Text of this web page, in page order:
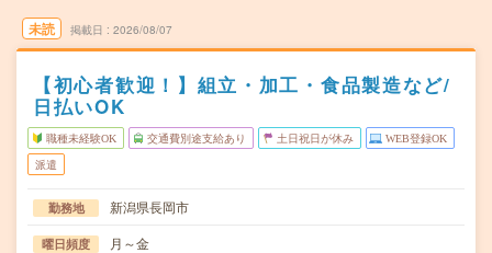
未読 掲載日 2026/08/07
【初心者歓迎！】組立・加工・食品製造など/
日払いOK
職種未経験OK 交通費別途支給あり 土日祝日が休み WEB登録OK
派遣
勤務地 新潟県長岡市
曜日頻度 月～金